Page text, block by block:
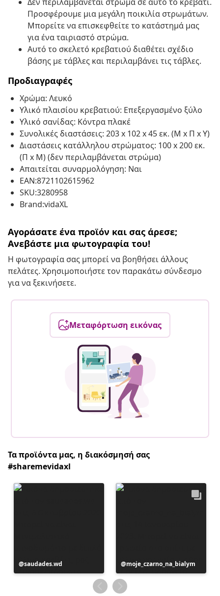
Προσφέρουμε μια μεγάλη ποικιλία στρωμάτων.
Μπορείτε να επισκεφθείτε το κατάστημά μας
για ένα ταιριαστό στρώμα.
Αυτό το σκελετό κρεβατιού διαθέτει σχέδιο
βάσης με τάβλες και περιλαμβάνει τις τάβλες.
Προδιαγραφές
Χρώμα: Λευκό
Υλικό πλαισίου κρεβατιού: Επεξεργασμένο ξύλο
Υλικό σανίδας: Κόντρα πλακέ
Συνολικές διαστάσεις: 203 x 102 x 45 εκ. (Μ x Π x Υ)
Διαστάσεις κατάλληλου στρώματος: 100 x 200 εκ.
(Π x Μ) (δεν περιλαμβάνεται στρώμα)
Απαιτείται συναρμολόγηση: Ναι
EAN:8721102615962
SKU:3280958
Brand:vidaXL
Αγοράσατε ένα προϊόν και σας άρεσε;
Ανεβάστε μια φωτογραφία του!
Η φωτογραφία σας μπορεί να βοηθήσει άλλους
πελάτες. Χρησιμοποιήστε τον παρακάτω σύνδεσμο
για να ξεκινήσετε.
Μεταφόρτωση εικόνας
Τα προϊόντα μας, η διακόσμησή σας
#sharemevidaxl
Η
ανάρτηση
saudades.wd
Η
ανάρτηση
δημοσιεύθηκε
από
moje_czarno_na_bialym